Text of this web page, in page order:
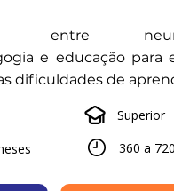
entre
e educação para
dificuldades de
Superior
360 a